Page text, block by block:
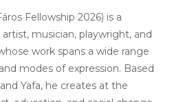
Fellowship 2026) is a
musician, playwright, and
work spans a wide range
modes of expression. Based
Yafa, he creates at the